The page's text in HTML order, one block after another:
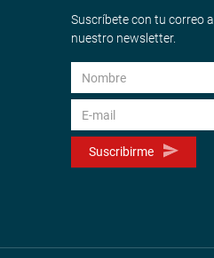
Suscríbete con tu correo a
nuestro newsletter.
Suscribirme